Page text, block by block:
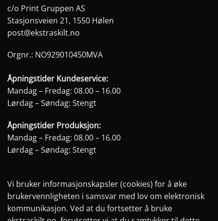
c/o Print Gruppen AS
Stasjonsveien 21, 1550 Hølen
post@ekstraskilt.no
Orgnr.: NO929010450MVA
Åpningstider Kundeservice:
Mandag – Fredag: 08.00 – 16.00
Lørdag – Søndag: Stengt
Åpningstider Produksjon:
Mandag – Fredag: 08.00 – 16.00
Lørdag – Søndag: Stengt
Vi bruker informasjonskapsler (cookies) for å øke
brukervennligheten i samsvar med lov om elektronisk
kommunikasjon. Ved at du fortsetter å bruke